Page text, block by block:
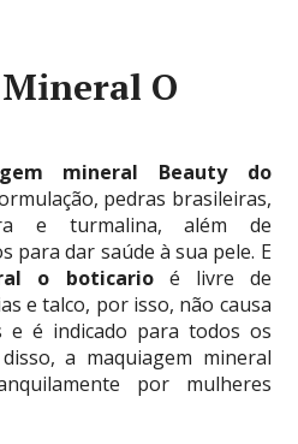
O
mineral Beauty do
pedras brasileiras,
e turmalina, além de
para dar saúde à sua pele. E
o boticarioé livre de
e talco, por isso, não causa
e é indicado para todos os
a maquiagem mineral
por mulheres